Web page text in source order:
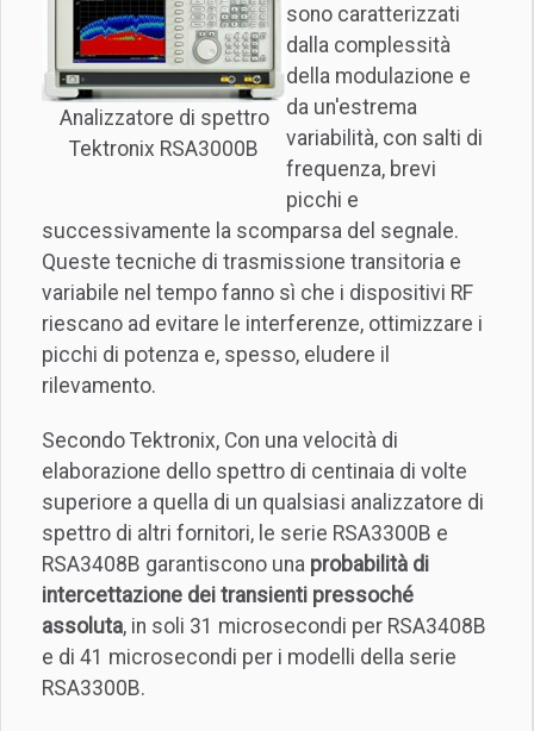
Analizzatore di spettro
Tektronix RSA3000B
sono caratterizzati
dalla complessità
della modulazione e
da un'estrema
variabilità, con salti di
frequenza, brevi
picchi e
successivamente la scomparsa del segnale.
Queste tecniche di trasmissione transitoria e
variabile nel tempo fanno sì che i dispositivi RF
riescano ad evitare le interferenze, ottimizzare i
picchi di potenza e, spesso, eludere il
rilevamento.
Secondo Tektronix, Con una velocità di
elaborazione dello spettro di centinaia di volte
superiore a quella di un qualsiasi analizzatore di
spettro di altri fornitori, le serie RSA3300B e
RSA3408B garantiscono una probabilità di
intercettazione dei transienti pressoché
assoluta, in soli 31 microsecondi per RSA3408B
e di 41 microsecondi per i modelli della serie
RSA3300B.